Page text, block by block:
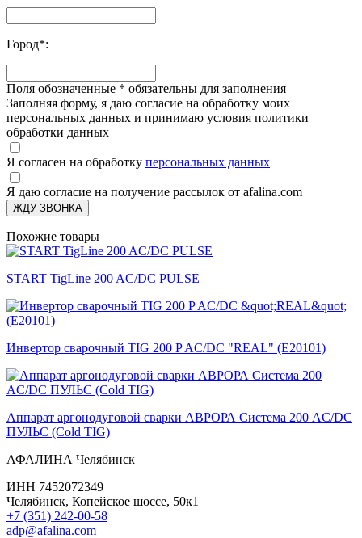
Город*:
Поля обозначенные * обязательны для заполнения
Заполняя форму, я даю согласие на обработку моих
персональных данных и принимаю условия политики
обработки данных
Я согласен на обработку персональных данных
Я даю согласие на получение рассылок от afalina.com
ЖДУ ЗВОНКА
Похожие товары
START TigLine 200 AC/DC PULSE
Инвертор сварочный TIG 200 P AC/DC "REAL" (E20101)
Аппарат аргонодуговой сварки АВРОРА Система 200 AC/DC
ПУЛЬС (Cold TIG)
АФАЛИНА Челябинск
ИНН 7452072349
Челябинск, Копейское шоссе, 50к1
+7 (351) 242-00-58
adp@afalina.com